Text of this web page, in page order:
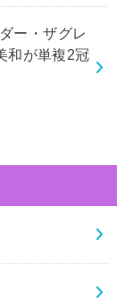
ー・ザグレ
和が単複2冠